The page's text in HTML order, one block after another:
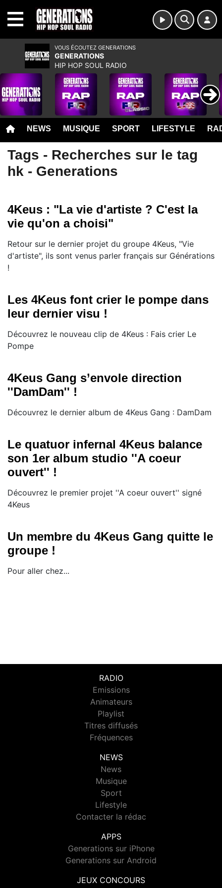
NEWS MUSIQUE SPORT LIFESTYLE
Tags - Recherches sur le tag
hk - Generations
4Keus : "La vie d'artiste ? C'est la
vie qu'on a choisi"
Retour sur le dernier projet du groupe 4Keus, "Vie
d'artiste", ils sont venus parler français sur Générations
!
Les 4Keus font crier le pompe dans
leur dernier visu !
Découvrez le nouveau clip de 4Keus : Fais crier Le
Pompe
4Keus Gang s’envole direction
''DamDam'' !
Découvrez le dernier album de 4Keus Gang : DamDam
Le quatuor infernal 4Keus balance
son 1er album studio ''A coeur
ouvert'' !
Découvrez le premier projet ''A coeur ouvert'' signé
4Keus
Un membre du 4Keus Gang quitte le
groupe !
Pour aller chez...
RADIO
Emissions
Animateurs
Playlist
Titres diffusés
Fréquences
NEWS
News
Musique
Sport
Lifestyle
Contacter la rédac
APPS
Generations sur iPhone
Generations sur Android
JEUX CONCOURS
VOUS ÉCOUTEZ GENERATIONS
GENERATIONS
HIP HOP SOUL RADIO